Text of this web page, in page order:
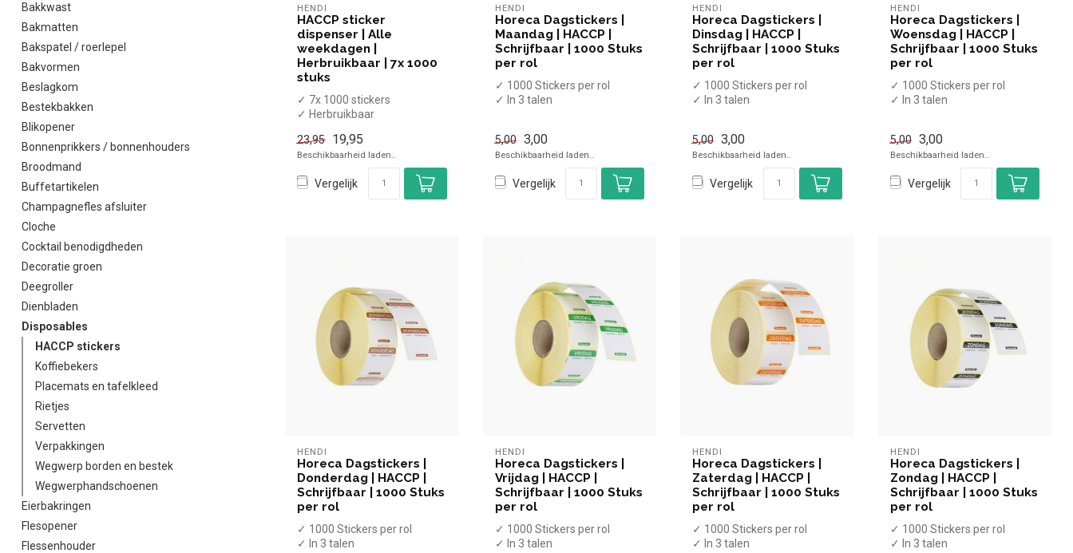
Bakkwast
Bakmatten
Bakspatel / roerlepel
Bakvormen
Beslagkom
Bestekbakken
Blikopener
Bonnenprikkers / bonnenhouders
Broodmand
Buffetartikelen
Champagnefles afsluiter
Cloche
Cocktail benodigdheden
Decoratie groen
Deegroller
Dienbladen
Disposables
HACCP stickers
Koffiebekers
Placemats en tafelkleed
Rietjes
Servetten
Verpakkingen
Wegwerp borden en bestek
Wegwerphandschoenen
Eierbakringen
Flesopener
Flessenhouder
HENDI
HACCP sticker
dispenser | Alle
weekdagen |
Herbruikbaar | 7x 1000
stuks
✓ 7x 1000 stickers
✓ Herbruikbaar
23,95 19,95
Beschikbaarheid laden..
Vergelijk
HENDI
Horeca Dagstickers |
Maandag | HACCP |
Schrijfbaar | 1000 Stuks
per rol
✓ 1000 Stickers per rol
✓ In 3 talen
5,00 3,00
Beschikbaarheid laden..
Vergelijk
HENDI
Horeca Dagstickers |
Dinsdag | HACCP |
Schrijfbaar | 1000 Stuks
per rol
✓ 1000 Stickers per rol
✓ In 3 talen
5,00 3,00
Beschikbaarheid laden..
Vergelijk
HENDI
Horeca Dagstickers |
Woensdag | HACCP |
Schrijfbaar | 1000 Stuks
per rol
✓ 1000 Stickers per rol
✓ In 3 talen
5,00 3,00
Beschikbaarheid laden..
Vergelijk
HENDI
Horeca Dagstickers |
Donderdag | HACCP |
Schrijfbaar | 1000 Stuks
per rol
✓ 1000 Stickers per rol
✓ In 3 talen
HENDI
Horeca Dagstickers |
Vrijdag | HACCP |
Schrijfbaar | 1000 Stuks
per rol
✓ 1000 Stickers per rol
✓ In 3 talen
HENDI
Horeca Dagstickers |
Zaterdag | HACCP |
Schrijfbaar | 1000 Stuks
per rol
✓ 1000 Stickers per rol
✓ In 3 talen
HENDI
Horeca Dagstickers |
Zondag | HACCP |
Schrijfbaar | 1000 Stuks
per rol
✓ 1000 Stickers per rol
✓ In 3 talen